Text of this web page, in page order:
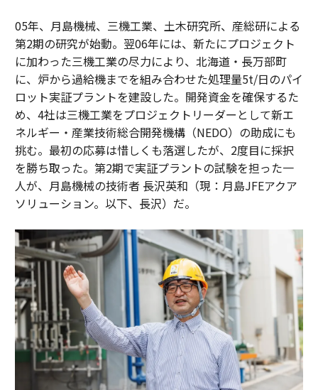
05年、月島機械、三機工業、土木研究所、産総研による
第2期の研究が始動。翌06年には、新たにプロジェクト
に加わった三機工業の尽力により、北海道・長万部町
に、炉から過給機までを組み合わせた処理量5t/日のパイ
ロット実証プラントを建設した。開発資金を確保するた
め、4社は三機工業をプロジェクトリーダーとして新エ
ネルギー・産業技術総合開発機構（NEDO）の助成にも
挑む。最初の応募は惜しくも落選したが、2度目に採択
を勝ち取った。第2期で実証プラントの試験を担った一
人が、月島機械の技術者 長沢英和（現：月島JFEアクア
ソリューション。以下、長沢）だ。